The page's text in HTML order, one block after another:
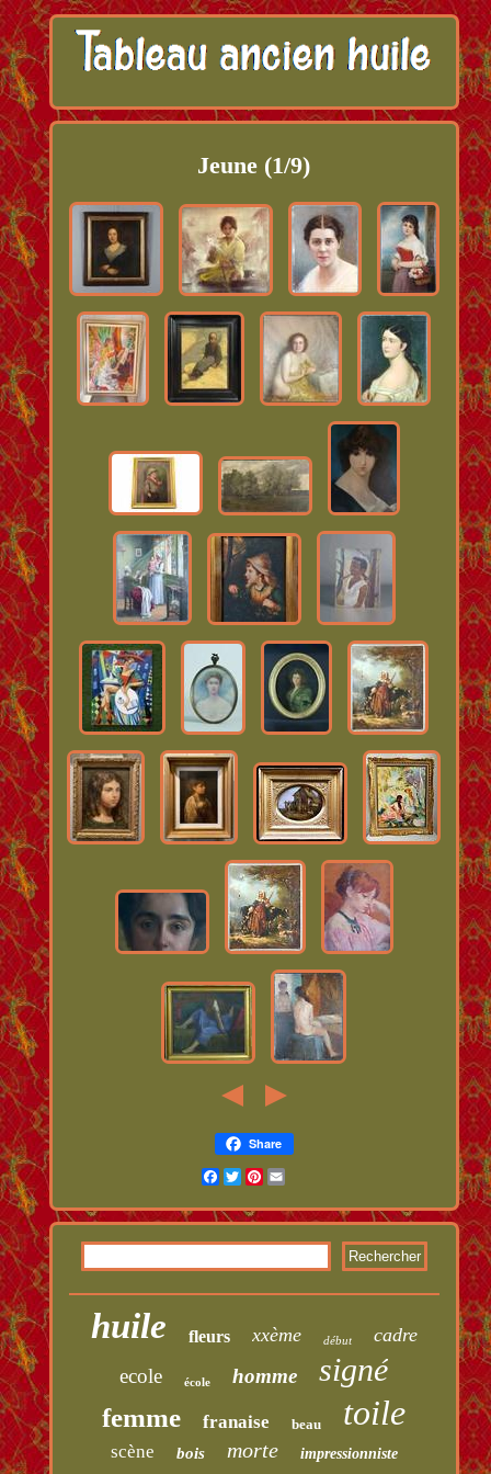
Jeune (1/9)
Share
Facebook
TwitterPinterest
huile fleurs xxème début cadre
ecole école homme signé
femme franaise beau toile
scène bois morte impressionniste